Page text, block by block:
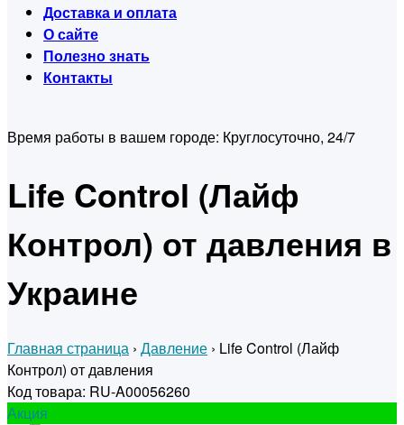
Доставка и оплата
О сайте
Полезно знать
Контакты
Время работы в вашем городе: Круглосуточно, 24/7
Life Control (Лайф
Контрол) от давления в
Украине
Главная страница › Давление › Life Control (Лайф
Контрол) от давления
Код товара: RU-A00056260
Акция